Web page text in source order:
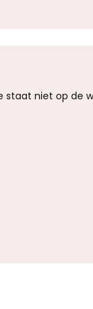
staat niet op de